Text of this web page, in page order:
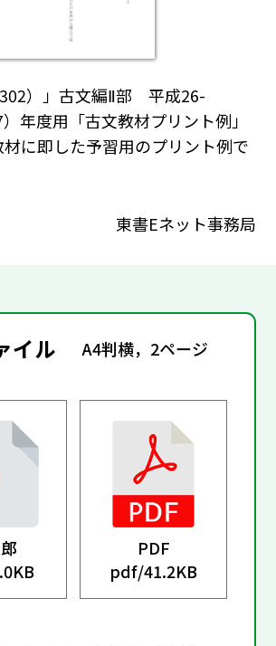
302）」古文編Ⅱ部 平成26-
年度用「古文教材プリント例」
に即した予習用のプリント例で
東書Eネット事務局
イル A4判横，2ページ
PDF
pdf/41.2KB